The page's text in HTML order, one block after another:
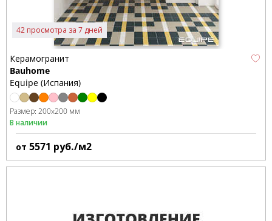
42 просмотра за 7 дней
Керамогранит
Bauhome
Equipe (Испания)
Размер: 200x200 мм
В наличии
от 5571 руб./м2